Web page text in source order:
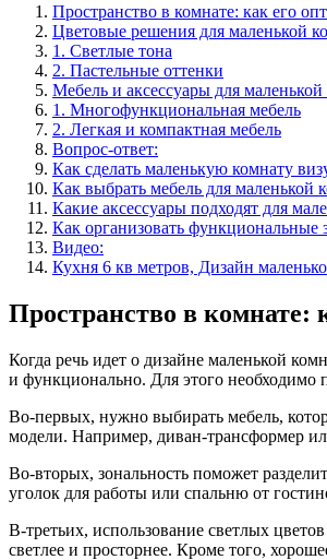
Пространство в комнате: как его
Цветовые решения для маленькой
1. Светлые тона
2. Пастельные оттенки
Мебель и аксессуары для
1. Многофункциональная мебель
2. Легкая и компактная мебель
Вопрос-ответ:
Как сделать маленькую комнату
Как выбрать мебель для маленькой
Какие аксессуары подходят для
Как организовать функциональные
Видео:
Кухня 6 кв метров, Дизайн
Пространство в комнате:
Когда речь идет о дизайне маленькой
и функционально. Для этого необходимо
Во-первых, нужно выбирать мебель,
модели. Например, диван-трансформер
Во-вторых, зональность поможет
уголок для работы или спальню от
В-третьих, использование светлых
светлее и просторнее. Кроме того,